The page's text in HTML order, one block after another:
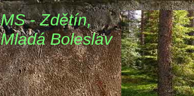
MS - Zdětín,
Mladá Boleslav